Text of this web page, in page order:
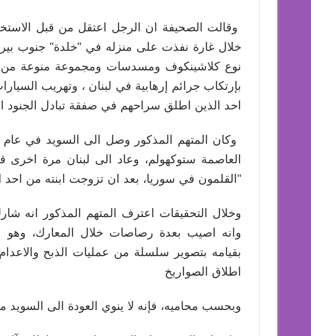
خلال غارة نفذت على منزله في "خلدة" جنوب
نوع كلاشينكوف ومسدسات ومجموعة منوعة من
بإرتكاب جرائم إرهابية في لبنان ، وتهريب
احد الذين اطلق سراحهم في صفقة تبادل الجنود
"القلمون في سوريا، بعد ان تزوجت ابنته من احد
وخلال التحقيقات اعترف المتهم المذكور انه
وانه اصيب بعدة رصاصات خلال المعارك، وهو
بقيامه بتصوير سلسلة من عمليات الذبح
اطلاق الصواريخ
وبحسب محاميه، فإنه لا ينوي العودة الى السويد